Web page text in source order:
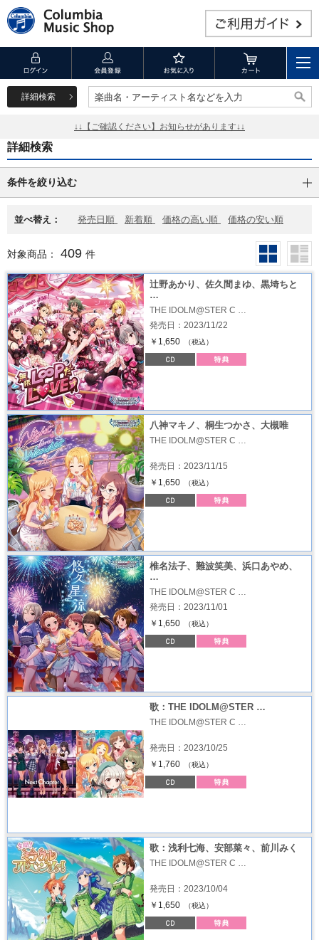
詳細検索 楽曲名・アーティスト名などを入力
楽曲名・アーティスト名などを入力
↓↓【ご確認ください】お知らせがあります↓↓
詳細検索
条件を絞り込む
並べ替え： 発売日順 新着順 価格の高い順 価格の安い順
対象商品： 409 件
辻野あかり、佐久間まゆ、黒埼ちと
…
THE IDOLM@STER C …
発売日：2023/11/22
￥1,650
（税込）
八神マキノ、桐生つかさ、大槻唯
THE IDOLM@STER C …
発売日：2023/11/15
￥1,650
（税込）
椎名法子、難波笑美、浜口あやめ、
…
THE IDOLM@STER C …
発売日：2023/11/01
￥1,650
（税込）
歌：THE IDOLM@STER …
THE IDOLM@STER C …
発売日：2023/10/25
￥1,760
（税込）
歌：浅利七海、安部菜々、前川みく
THE IDOLM@STER C …
発売日：2023/10/04
￥1,650
（税込）